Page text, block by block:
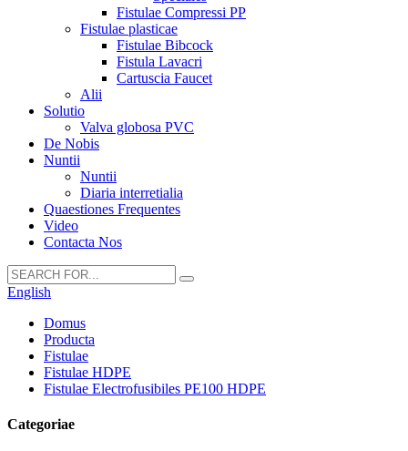
Fistulae Compressi PP
Fistulae plasticae
Fistulae Bibcock
Fistula Lavacri
Cartuscia Faucet
Alii
Solutio
Valva globosa PVC
De Nobis
Nuntii
Nuntii
Diaria interretialia
Quaestiones Frequentes
Video
Contacta Nos
English
Domus
Producta
Fistulae
Fistulae HDPE
Fistulae Electrofusibiles PE100 HDPE
Categoriae